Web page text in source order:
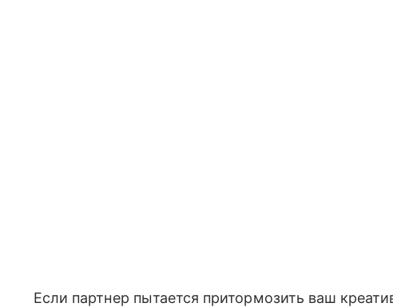
Если партнер пытается притормозить ваш